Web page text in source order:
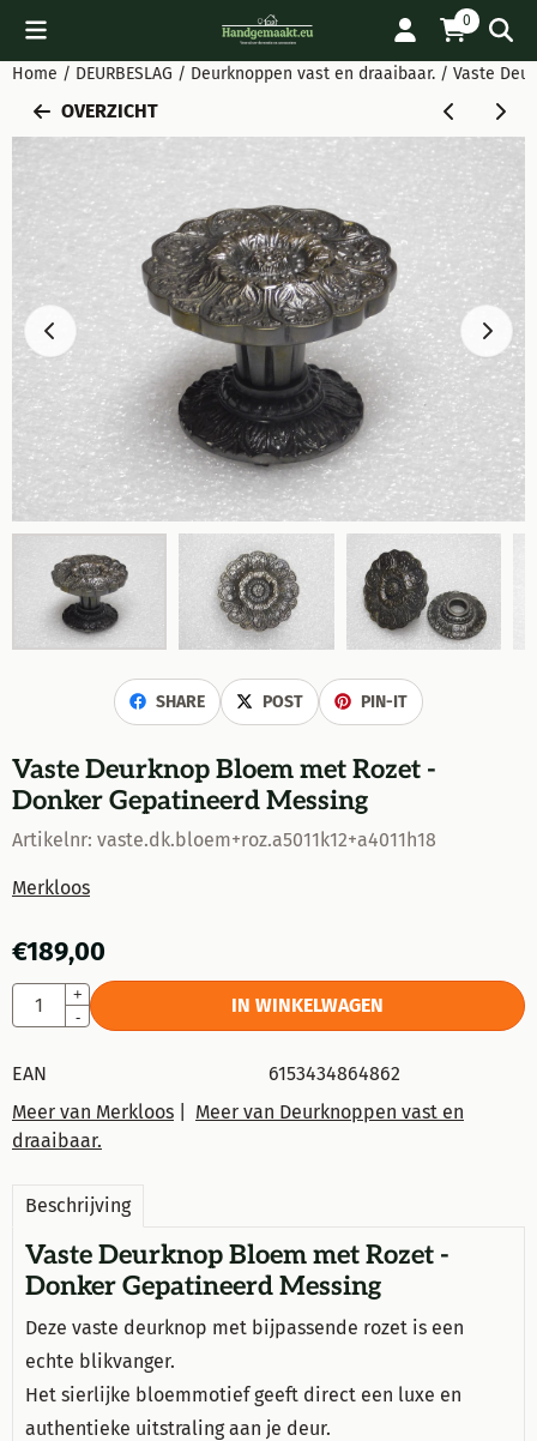
Cookievoorkeuren zijn beschikbaar. Kies instellingen of sta
0
Home / DEURBESLAG / Deurknoppen vast en draaibaar. / Vaste
OVERZICHT
SHARE POST PIN-IT
Vaste Deurknop Bloem met Rozet -
Donker Gepatineerd Messing
Artikelnr: vaste.dk.bloem+roz.a5011k12+a4011h18
Merkloos
€189,00
Aantal
+
-
IN WINKELWAGEN
EAN
6153434864862
Meer van Merkloos
Meer van Deurknoppen vast en
draaibaar.
Beschrijving
Vaste Deurknop Bloem met Rozet -
Donker Gepatineerd Messing
Deze vaste deurknop met bijpassende rozet is een
echte blikvanger.
Het sierlijke bloemmotief geeft direct een luxe en
authentieke uitstraling aan je deur.